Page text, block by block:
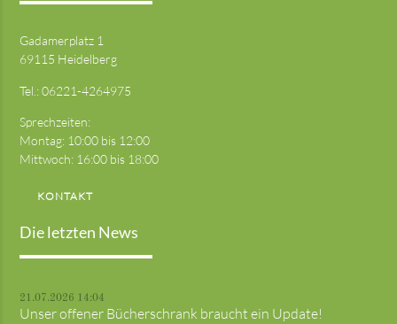
Gadamerplatz 1
69115 Heidelberg
Tel.:06221-4264975
Sprechzeiten:
Montag: 10:00 bis 12:00
Mittwoch: 16:00 bis 18:00
KONTAKT
Die letzten News
21.07.2026 14:04
Unser offener Bücherschrank braucht ein Update!